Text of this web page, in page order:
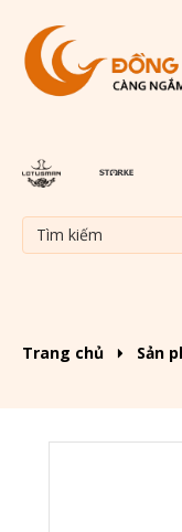
Trang chủ Sản